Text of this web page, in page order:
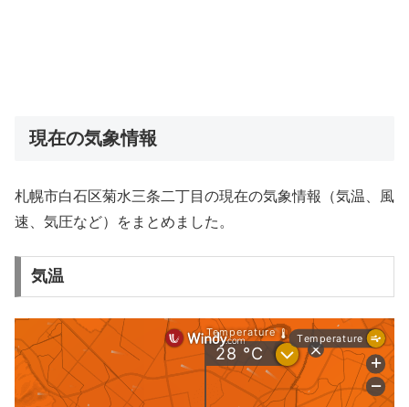
現在の気象情報
札幌市白石区菊水三条二丁目の現在の気象情報（気温、風
速、気圧など）をまとめました。
気温